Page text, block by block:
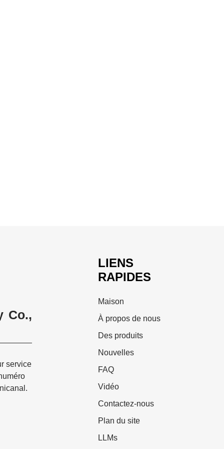
Co.,
service
LIENS
RAPIDES
Maison
À propos de nous
Des produits
Nouvelles
FAQ
Vidéo
Contactez-nous
Plan du site
LLMs